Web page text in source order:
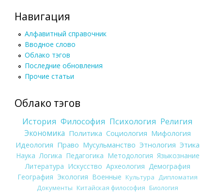
Навигация
Алфавитный справочник
Вводное слово
Облако тэгов
Последние обновления
Прочие статьи
Облако тэгов
История Философия Психология Религия
Экономика Политика Социология Мифология
Идеология Право Мусульманство Этнология Этика
Наука Логика Педагогика Методология Языкознание
Литература Искусство Археология Демография
География Экология Военные Культура
Дипломатия
Документы Китайская философия Биология